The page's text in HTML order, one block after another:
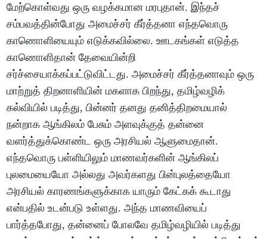
மேற்கொள்வது ஒரு வழக்கமான மரபுதான். இந்தச்
சம்பவத்தின்போது அமைச்சர் கீர்த்தனா எந்தவொரு
காணொளியையும் எடுக்கவில்லை. ஊடகங்கள் எடுத்த
காணொளிதான் தேவையின்றி
சர்ச்சையாக்கப்பட்டுவிட்டது. அமைச்சர் கீர்த்தனாவும் ஒரு
மாற்றுத் திறனாளியின் மகளாக பிறந்து, தமிழ்வழிக்
கல்வியில் படித்து, பின்னர் தனது தனித்திறமையால்
நன்றாக ஆங்கிலம் பேசும் அளவுக்குத் தன்னை
வளர்த்துக்கொண்ட ஒரு அரசியல் ஆளுமைதான்.
எந்தவொரு பள்ளியிலும் மாணவர்களின் ஆங்கிலப்
புலமையையோ அல்லது அவர்களது பின்புலத்தையோ
அரசியல் காரணங்களுக்காக யாரும் கேட்கக் கூடாது
என்பதில் உடன்படு உள்ளது. அந்த மாணவியைப்
பார்த்தபோது, தன்னைப் போலவே தமிழ்வழியில் படித்து